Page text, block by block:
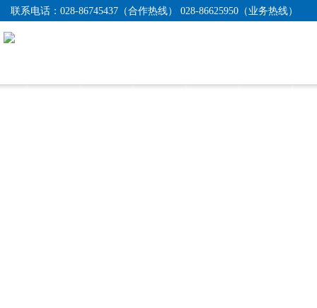
联系电话： 028-86745437（合作热线） 028-86625950（业务热线）